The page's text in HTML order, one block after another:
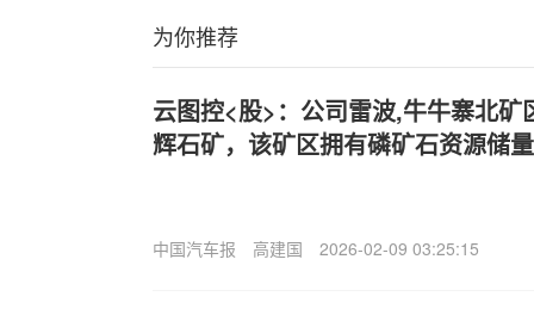
为你推荐
云图控<股>：公司雷波,牛牛寨北矿
辉石矿，该矿区拥有磷矿石资源储
中国汽车报 高建国 2026-02-09 03:25:15